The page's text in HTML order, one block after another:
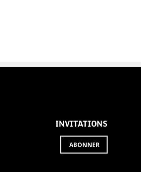
INVITATIONS
ABONNER